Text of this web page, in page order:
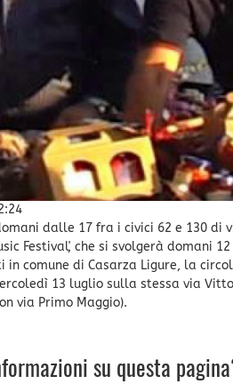
dalle 17 fra i civici 62 e 130 di
Festival', che si svolgerà domani
in comune di Casarza Ligure, la
13 luglio sulla stessa via
via Primo Maggio).
su questa